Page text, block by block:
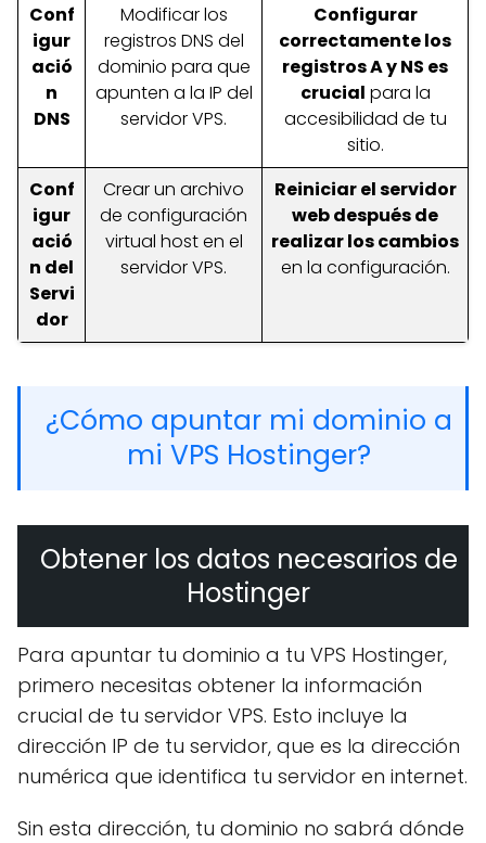
Conf
igur
ació
n
DNS
Modificar los
registros DNS del
dominio para que
apunten a la IP del
servidor VPS.
Configurar
correctamente los
registros A y NS es
crucial para la
accesibilidad de tu
sitio.
Conf
igur
ació
n del
Servi
dor
Crear un archivo
de configuración
virtual host en el
servidor VPS.
Reiniciar el servidor
web después de
realizar los cambios
en la configuración.
¿Cómo apuntar mi dominio a
mi VPS Hostinger?
Obtener los datos necesarios de
Hostinger
Para apuntar tu dominio a tu VPS Hostinger,
primero necesitas obtener la información
crucial de tu servidor VPS. Esto incluye la
dirección IP de tu servidor, que es la dirección
numérica que identifica tu servidor en internet.
Sin esta dirección, tu dominio no sabrá dónde